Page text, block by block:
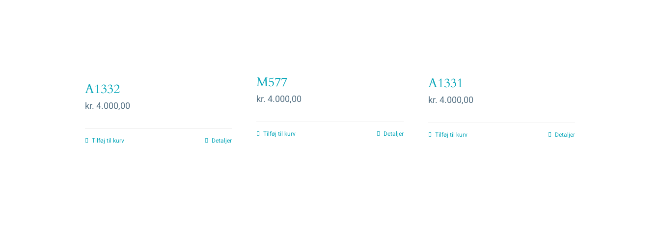
A1332
kr.4.000,00
Tilføj til kurv Detaljer
M577
kr.4.000,00
Tilføj til kurv Detaljer
A1331
kr.4.000,00
Tilføj til kurv Detaljer